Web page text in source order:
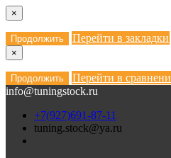
×
Продолжить Перейти в закладки
×
Продолжить
Перейти в
info@tuningstock.ru
+7(927)691-87-11
tuning.stock@ya.ru